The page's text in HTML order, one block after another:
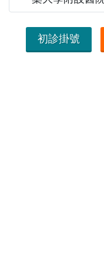
初診掛號